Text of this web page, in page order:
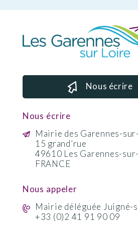
Nous écrire
Nous écrire
Mairie des Garennes-
15 grand’rue
49610 Les Garennes-
FRANCE
Nous appeler
Mairie déléguée Juigné-
+33 (0)2 41 91 90 09